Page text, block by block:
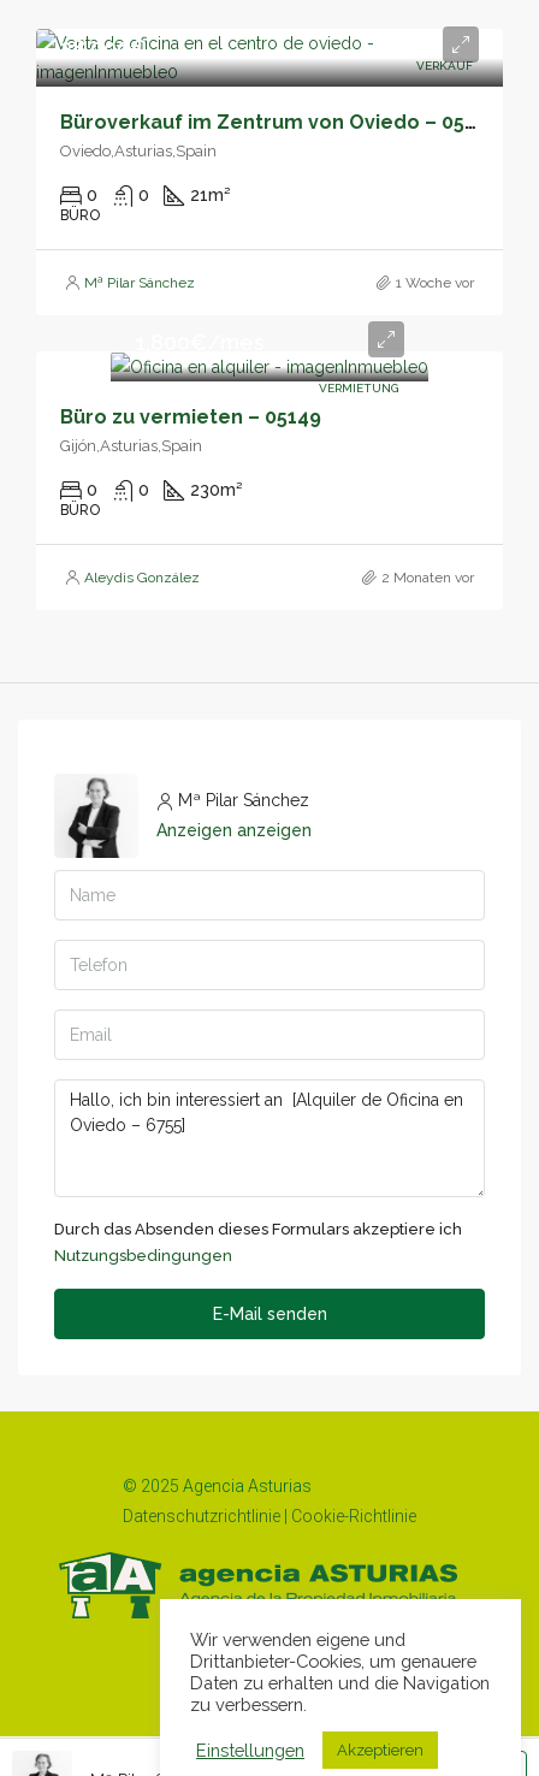
VERKAUF
38,000€
Büroverkauf im Zentrum von Oviedo – 05186
Oviedo,Asturias,Spain
0 0 21m²
BÜRO
Mª Pilar Sánchez 1 Woche vor
VERMIETUNG
Büro zu vermieten – 05149
Gijón,Asturias,Spain
0 0 230m²
BÜRO
Aleydis González 2 Monaten vor
Mª Pilar Sánchez
Anzeigen anzeigen
Durch das Absenden dieses Formulars akzeptiere ich
Nutzungsbedingungen
E-Mail senden
© 2025 Agencia Asturias
Datenschutzrichtlinie
Cookie-Richtlinie
Wir verwenden eigene und
Drittanbieter-Cookies, um genauere
Daten zu erhalten und die Navigation
zu verbessern.
Einstellungen Akzeptieren